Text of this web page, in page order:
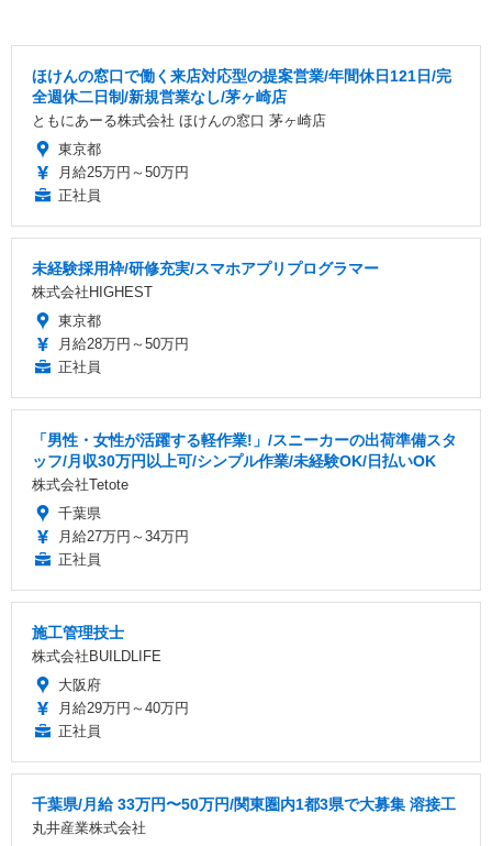
ほけんの窓口で働く来店対応型の提案営業/年間休日121日/完
全週休二日制/新規営業なし/茅ヶ崎店
ともにあーる株式会社 ほけんの窓口 茅ヶ崎店
東京都
月給25万円～50万円
正社員
未経験採用枠/研修充実/スマホアプリプログラマー
株式会社HIGHEST
東京都
月給28万円～50万円
正社員
「男性・女性が活躍する軽作業!」/スニーカーの出荷準備スタ
ッフ/月収30万円以上可/シンプル作業/未経験OK/日払いOK
株式会社Tetote
千葉県
月給27万円～34万円
正社員
施工管理技士
株式会社BUILDLIFE
大阪府
月給29万円～40万円
正社員
千葉県/月給 33万円〜50万円/関東圏内1都3県で大募集 溶接工
丸井産業株式会社